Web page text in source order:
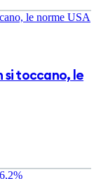
si toccano, le